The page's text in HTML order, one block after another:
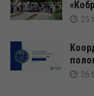
25
26